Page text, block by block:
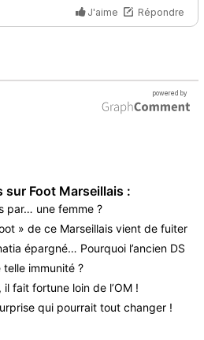
sur Foot Marseillais :
par… une femme ?
» de ce Marseillais vient de fuiter
épargné… Pourquoi l’ancien DS
telle immunité ?
fait fortune loin de l’OM !
qui pourrait tout changer !